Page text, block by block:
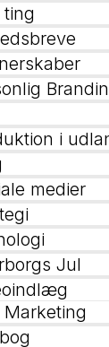
i
medier
Jul
Marketing